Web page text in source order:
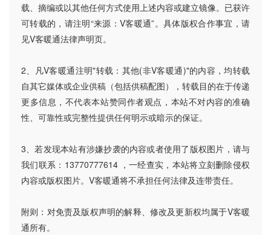
载、摘编或以其他任何方式使用上述内容或建立镜像。已获许
可转载的，请注明“来源：V客暖通”。具体版权合作事宜，请
见V客暖通法律声明页。
2、凡V客暖通注明"转载：其他(非V客暖通)"的内容，均转载
自其它媒体或企业供稿（包括供稿配图），转载目的在于传递
更多信息，不代表本站赞同作者观点，本站不对内容的准确
性、可靠性或完整性提供任何明示或暗示的保证。
3、若发现本站有涉嫌抄袭的内容或者使用了版权图片，请与
我们联系：13770777614 ，一经查实，本站将立刻删除侵权
内容或版权图片。V客暖通将不承担任何法律及连带责任。
附则：对免责及版权声明的解释、修改及更新权均属于V客暖
通所有。